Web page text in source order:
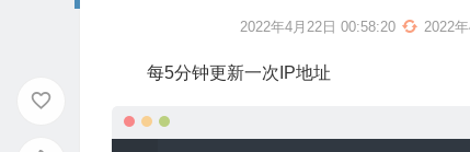
2022年4月22日 00:58:20 2022
每5分钟更新一次IP地址